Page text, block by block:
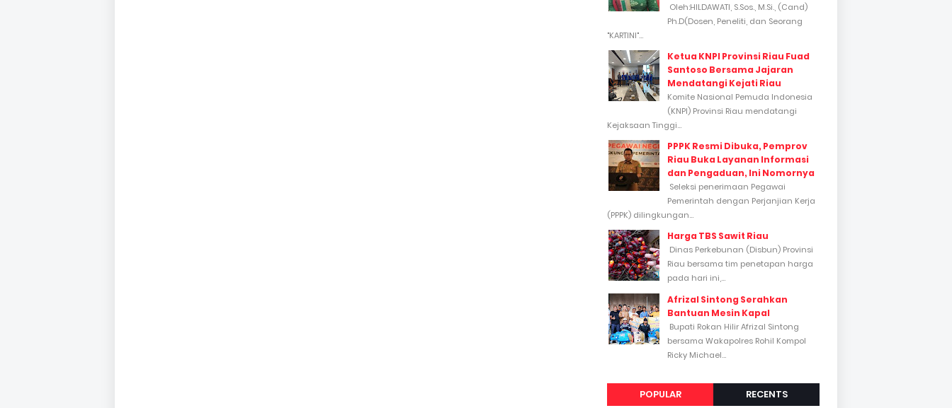
Oleh:HILDAWATI, S.Sos., M.Si., (Cand)
Ph.D(Dosen, Peneliti, dan Seorang
"KARTINI"...
Ketua KNPI Provinsi Riau Fuad
Santoso Bersama Jajaran
Mendatangi Kejati Riau
Komite Nasional Pemuda Indonesia
(KNPI) Provinsi Riau mendatangi
Kejaksaan Tinggi...
PPPK Resmi Dibuka, Pemprov
Riau Buka Layanan Informasi
dan Pengaduan, Ini Nomornya
Seleksi penerimaan Pegawai
Pemerintah dengan Perjanjian Kerja
(PPPK) dilingkungan...
Harga TBS Sawit Riau
Dinas Perkebunan (Disbun) Provinsi
Riau bersama tim penetapan harga
pada hari ini,...
Afrizal Sintong Serahkan
Bantuan Mesin Kapal
Bupati Rokan Hilir Afrizal Sintong
bersama Wakapolres Rohil Kompol
Ricky Michael...
POPULAR RECENTS